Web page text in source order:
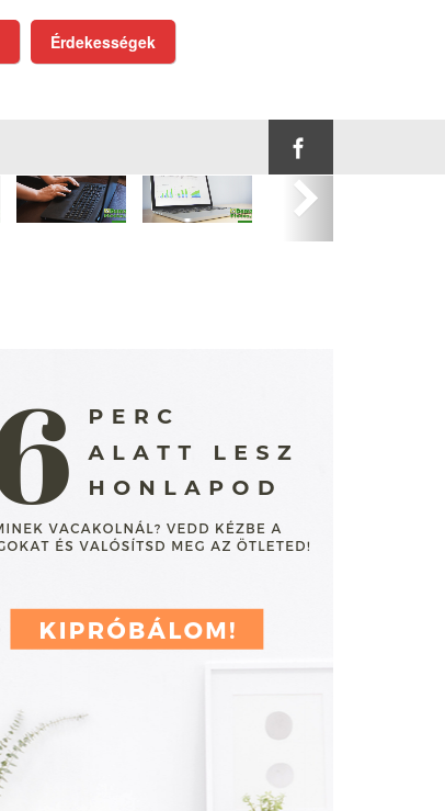
Érdekességek
Következő